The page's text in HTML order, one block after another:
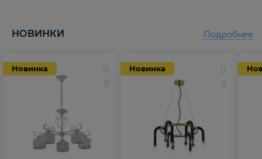
НОВИНКИ
Новинка Новинка
Подробнее